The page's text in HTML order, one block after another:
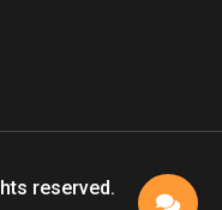
reserved.